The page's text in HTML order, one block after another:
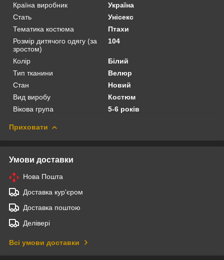
Країна виробник
Україна
Стать
Унісекс
Тематика костюма
Птахи
Розмір дитячого одягу (за
зростом)
104
Колір
Білий
Тип тканини
Велюр
Стан
Новий
Вид виробу
Костюм
Вікова група
5-6 років
Приховати
Умови доставки
Нова Пошта
Доставка кур'єром
Доставка поштою
Делівері
Всі умови доставки